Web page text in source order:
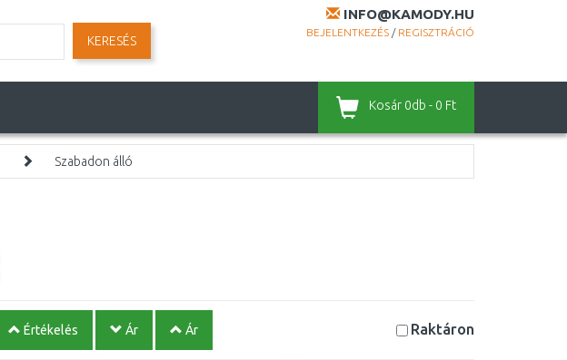
INFO@KAMODY.HU
BEJELENTKEZÉS / REGISZTRÁCIÓ
KERESÉS
Kosár 0db - 0 Ft
Szabadon álló
Értékelés Ár Ár Raktáron